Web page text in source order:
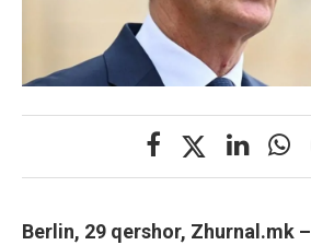
Berlin, 29 qershor, Zhurnal.mk –